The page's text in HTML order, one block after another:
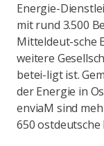
Energie-
mit rund 3.500
Mitteldeut-sche
weitere
betei-ligt ist.
der Energie in
enviaM sind
650 ostdeutsche